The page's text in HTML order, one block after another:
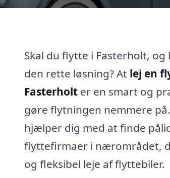
Skal du flytte i Fasterholt,
den rette løsning? At lej en
Fasterholt er en smart og
gøre flytningen nemmere
hjælper dig med at finde
flyttefirmaer i nærområdet,
og fleksibel leje af flyttebiler.